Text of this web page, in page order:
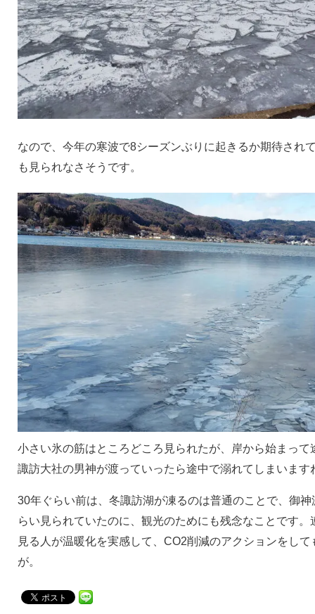
なので、今年の寒波で8シーズンぶりに起きるか期待され
も見られなさそうです。
小さい氷の筋はところどころ見られたが、岸から始まって
諏訪大社の男神が渡っていったら途中で溺れてしまいます
30年ぐらい前は、冬諏訪湖が凍るのは普通のことで、御
らい見られていたのに、観光のためにも残念なことです
見る人が温暖化を実感して、CO2削減のアクションをし
が。